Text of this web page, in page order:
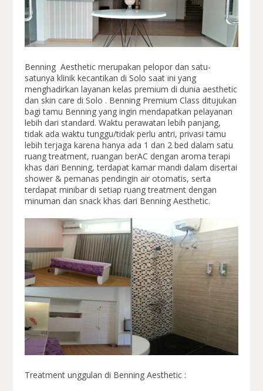
Benning Aesthetic merupakan pelopor dan satu-
satunya klinik kecantikan di Solo saat ini yang
menghadirkan layanan kelas premium di dunia aesthetic
dan skin care di Solo . Benning Premium Class ditujukan
bagi tamu Benning yang ingin mendapatkan pelayanan
lebih dari standard. Waktu perawatan lebih panjang,
tidak ada waktu tunggu/tidak perlu antri, privasi tamu
lebih terjaga karena hanya ada 1 dan 2 bed dalam satu
ruang treatment, ruangan berAC dengan aroma terapi
khas dari Benning, terdapat kamar mandi dalam disertai
shower & pemanas pendingin air otomatis, serta
terdapat minibar di setiap ruang treatment dengan
minuman dan snack khas dari Benning Aesthetic.
Treatment unggulan di Benning Aesthetic :